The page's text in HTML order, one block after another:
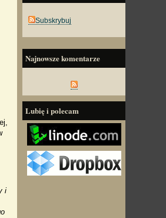
i
Subskrybuj
Najnowsze komentarze
Lubię i polecam